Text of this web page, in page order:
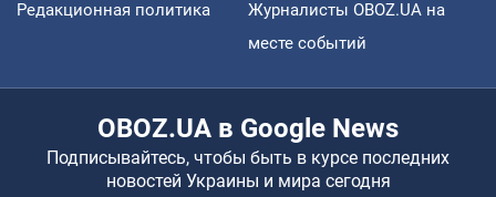
Редакционная политика
Журналисты OBOZ.UA на
месте событий
OBOZ.UA в Google News
Подписывайтесь, чтобы быть в курсе последних
новостей Украины и мира сегодня